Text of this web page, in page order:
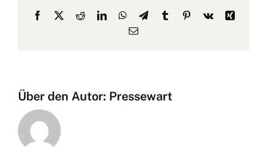
Facebook
X RedditLinkedInWhatsApp
TelegramTumblrPinterest
Vk
Xing
E-
Über den Autor: Pressewart